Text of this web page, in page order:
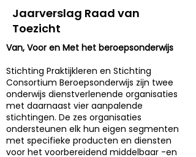
Jaarverslag Raad van
Toezicht
Van, Voor en Met het beroepsonderwijs
Stichting Praktijkleren en Stichting
Consortium Beroepsonderwijs zijn twee
onderwijs dienstverlenende organisaties
met daarnaast vier aanpalende
stichtingen. De zes organisaties
ondersteunen elk hun eigen segmenten
met specifieke producten en diensten
voor het voorbereidend middelbaar -en